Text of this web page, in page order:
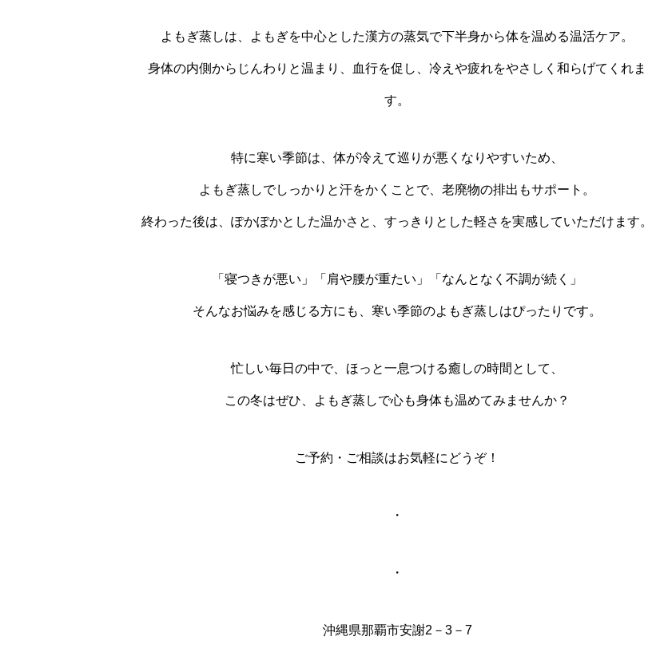
よもぎ蒸しは、よもぎを中心とした漢方の蒸気で下半身から体を温める温活ケア。
身体の内側からじんわりと温まり、血行を促し、冷えや疲れをやさしく和らげてくれま
す。
特に寒い季節は、体が冷えて巡りが悪くなりやすいため、
よもぎ蒸しでしっかりと汗をかくことで、老廃物の排出もサポート。
終わった後は、ぽかぽかとした温かさと、すっきりとした軽さを実感していただけます。
「寝つきが悪い」「肩や腰が重たい」「なんとなく不調が続く」
そんなお悩みを感じる方にも、寒い季節のよもぎ蒸しはぴったりです。
忙しい毎日の中で、ほっと一息つける癒しの時間として、
この冬はぜひ、よもぎ蒸しで心も身体も温めてみませんか？
ご予約・ご相談はお気軽にどうぞ！
・
・
沖縄県那覇市安謝2－3－7